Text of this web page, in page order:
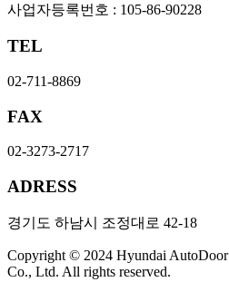
사업자등록번호 : 105-86-90228
TEL
02-711-8869
FAX
02-3273-2717
ADRESS
경기도 하남시 조정대로 42-18
Copyright © 2024 Hyundai AutoDoor
Co., Ltd. All rights reserved.